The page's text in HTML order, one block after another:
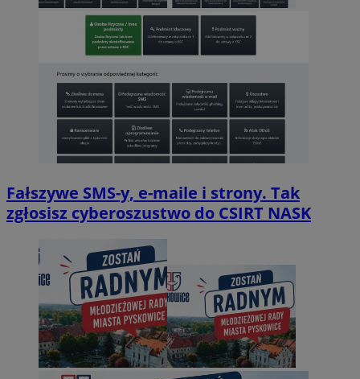
Fałszywe SMS-y, e-maile i strony. Tak
zgłosisz cyberoszustwo do CSIRT NASK